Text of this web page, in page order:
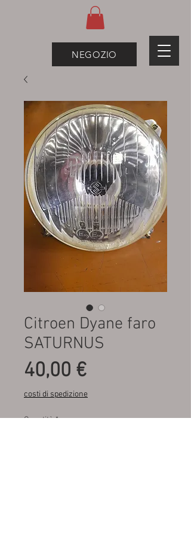
NEGOZIO
Citroen Dyane faro
SATURNUS
40,00 €Prezzo
costi di spedizione
Quantità *